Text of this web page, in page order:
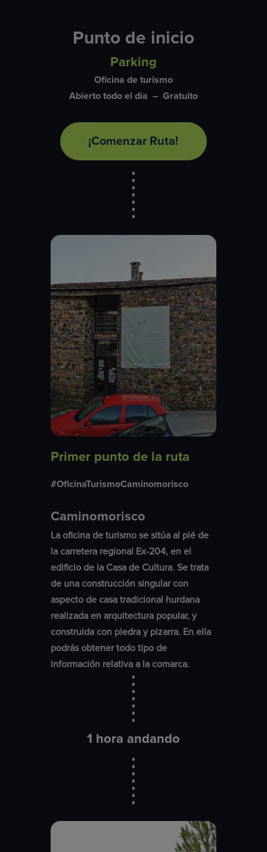
Punto de inicio
Parking
Oficina de turismo
Abierto todo el día – Gratuito
¡Comenzar Ruta!
Primer punto de la ruta
#OficinaTurismoCaminomorisco
Caminomorisco
La oficina de turismo se sitúa al pié de
la carretera regional Ex-204, en el
edificio de la Casa de Cultura. Se trata
de una construcción singular con
aspecto de casa tradicional hurdana
realizada en arquitectura popular, y
construida con piedra y pizarra. En ella
podrás obtener todo tipo de
información relativa a la comarca.
1 hora andando